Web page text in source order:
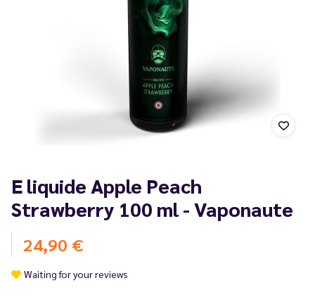
E liquide Apple Peach
Strawberry 100 ml - Vaponaute
24,90 €
Waiting for your reviews